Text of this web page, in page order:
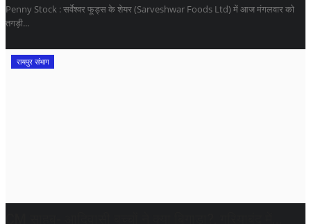
Penny Stock : सर्वेश्वर फूड्स के शेयर (Sarveshwar Foods Ltd) में आज मंगलवार को
तगड़ी...
रायपुर संभाग